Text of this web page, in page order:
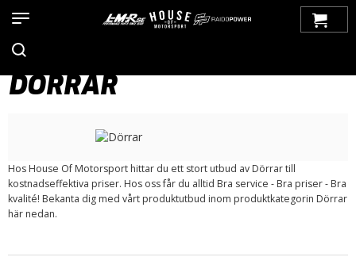
900 NG (1994-1998)
>Exteriör
DÖRRAR
Hos House Of Motorsport hittar du ett stort utbud av Dörrar till
kostnadseffektiva priser. Hos oss får du alltid Bra service - Bra priser - Bra
kvalité! Bekanta dig med vårt produktutbud inom produktkategorin Dörrar
här nedan.